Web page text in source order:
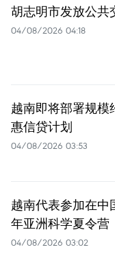
胡志明市发放公共
04/08/2026 04:18
越南即将部署规模
惠信贷计划
04/08/2026 03:53
越南代表参加在中
年亚洲科学夏令营
04/08/2026 03:02